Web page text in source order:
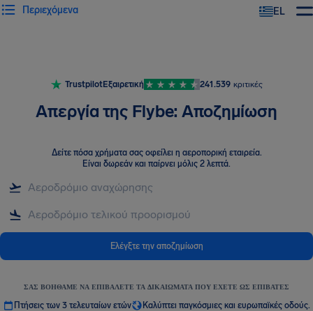
EL
Περιεχόμενα
TrustpilotΕξαιρετική 241.539 κριτικές
Απεργία της Flybe: Αποζημίωση
Δείτε πόσα χρήματα σας οφείλει η αεροπορική εταιρεία.
Είναι δωρεάν και παίρνει μόλις 2 λεπτά.
Ελέγξτε την αποζημίωση
ΣΑΣ ΒΟΗΘΆΜΕ ΝΑ ΕΠΙΒΆΛΕΤΕ ΤΑ ΔΙΚΑΙΏΜΑΤΑ ΠΟΥ ΈΧΕΤΕ ΩΣ ΕΠΙΒΆΤΕΣ
Πτήσεις των 3 τελευταίων ετών
Καλύπτει παγκόσμιες και ευρωπαϊκές οδούς.